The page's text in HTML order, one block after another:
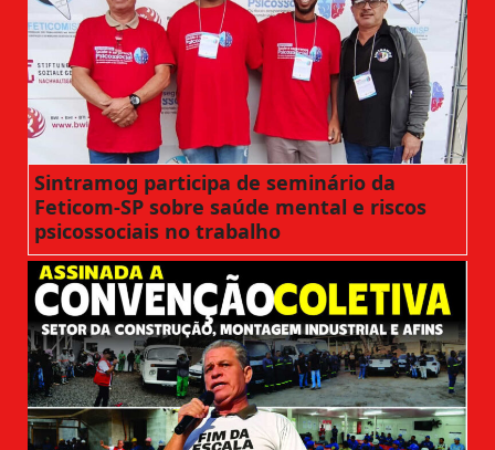
Sintramog participa de seminário da
Feticom-SP sobre saúde mental e riscos
psicossociais no trabalho